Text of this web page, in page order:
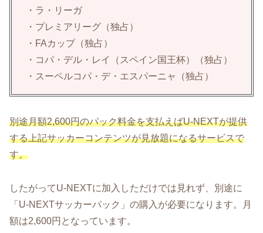
・ラ・リーガ
・プレミアリーグ（独占）
・FAカップ（独占）
・コパ・デル・レイ（スペイン国王杯）（独占）
・スーペルコパ・デ・エスパーニャ（独占）
別途月額2,600円のパック料金を支払えばU-NEXTが提供
する上記サッカーコンテンツが見放題になるサービスで
す。
したがってU-NEXTに加入しただけでは見れず、別途に
「U-NEXTサッカーパック」の購入が必要になります。月
額は2,600円となっています。